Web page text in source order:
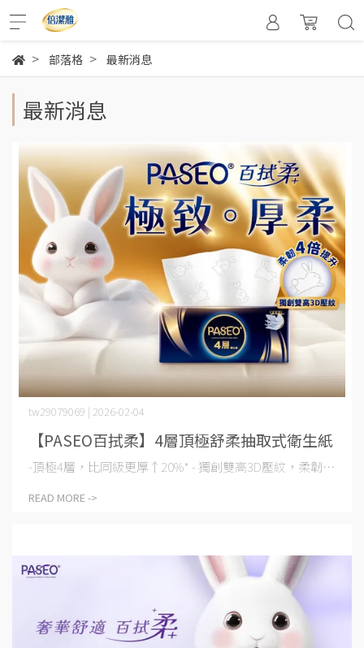
部落格 最新消息
最新消息
【PASEO百拭柔】4層頂極舒柔抽取式衛生紙
tw29079069 | 2026-02-04
-頂極4層，比同級更厚↑20%* - 獨創雙高3D壓紋，柔韌⋯
READ MORE ->